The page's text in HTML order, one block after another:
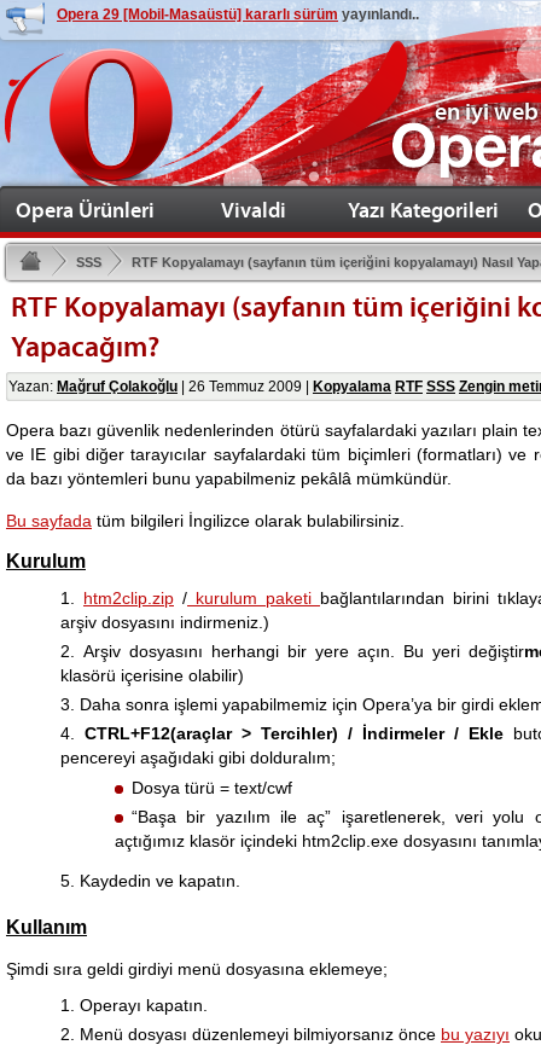
Opera 29 [Mobil-Masaüstü] kararlı sürümyayınlandı..
en iyi
Opera Ürünleri Vivaldi Yazı Kategorileri
SSS RTF Kopyalamayı (sayfanın tüm içeriğini kopyalamayı) Nasıl
RTF Kopyalamayı (sayfanın tüm içeriğini
Yapacağım?
Yazan: Mağruf Çolakoğlu 26 Temmuz 2009 Kopyalama RTF SSS Zengin
Opera bazı güvenlik nedenlerinden ötürü sayfalardaki yazıları plain
ve IE gibi diğer tarayıcılar sayfalardaki tüm biçimleri (formatları) ve
da bazı yöntemleri bunu yapabilmeniz pekâlâ mümkündür.
Bu sayfada tüm bilgileri İngilizce olarak bulabilirsiniz.
Kurulum
htm2clip.zip / kurulum paketi bağlantılarından birini
arşiv dosyasını indirmeniz.)
Arşiv dosyasını herhangi bir yere açın. Bu yeri değiştir
klasörü içerisine olabilir)
Daha sonra işlemi yapabilmemiz için Opera’ya bir girdi
CTRL+F12(araçlar > Tercihler) / İndirmeler / Ekle
pencereyi aşağıdaki gibi dolduralım;
Dosya türü = text/cwf
“Başa bir yazılım ile aç” işaretlenerek, veri
açtığımız klasör içindeki htm2clip.exe dosyasını
Kaydedin ve kapatın.
Kullanım
Şimdi sıra geldi girdiyi menü dosyasına eklemeye;
Operayı kapatın.
Menü dosyası düzenlemeyi bilmiyorsanız önce bu yazıyı